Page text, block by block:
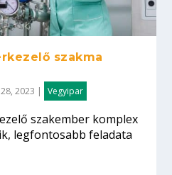
szakma
2023 | Vegyipar
szakember komplex
legfontosabb feladata